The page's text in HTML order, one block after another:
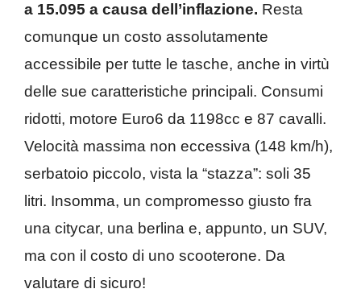
a 15.095 a causa dell’inflazione. Resta
comunque un costo assolutamente
accessibile per tutte le tasche, anche in virtù
delle sue caratteristiche principali. Consumi
ridotti, motore Euro6 da 1198cc e 87 cavalli.
Velocità massima non eccessiva (148 km/h),
serbatoio piccolo, vista la “stazza”: soli 35
litri. Insomma, un compromesso giusto fra
una citycar, una berlina e, appunto, un SUV,
ma con il costo di uno scooterone. Da
valutare di sicuro!